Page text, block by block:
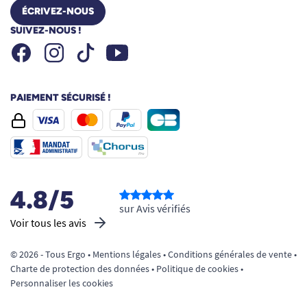
professionnels (établissements de santé,
aidants, etc.)
Conseils d’utilisation : simplicité et
hygiène
Dépliez la protection et tenez-la comme un sous-
vêtement.
Enfilez-la comme un slip. Vérifiez l’ajustement
autour de la taille (80 à 110 cm).
Pour retirer la protection, déchirez simplement
Enroulez la protection usagée et jetez-la dans
une poubelle prévue à cet effet.
ÉCRIVEZ-NOUS
SUIVEZ-NOUS !
FacebookInstagramTiktok Youtube
PAIEMENT SÉCURISÉ !
4.8/5
Voir tous les avis
sur Avis vérifiés
© 2026 - Tous Ergo • Mentions légales•Conditions générales de vente•
Charte de protection des données• Politique de cookies•
Personnaliser les cookies